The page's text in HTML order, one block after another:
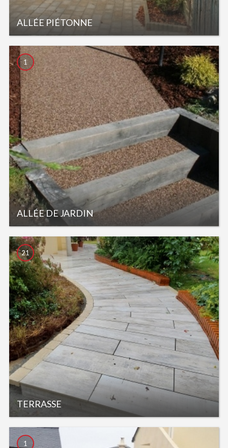
ALLÉE PIÉTONNE
ALLÉE DE JARDIN
1
TERRASSE
21
1